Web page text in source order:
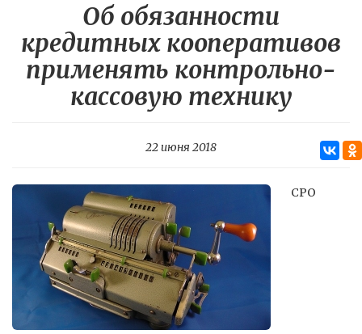
Об обязанности
кредитных кооперативов
применять контрольно-
кассовую технику
22 июня 2018
СРО